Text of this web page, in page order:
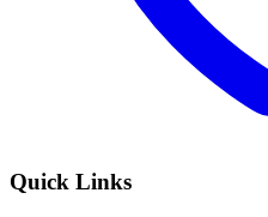
Quick Links